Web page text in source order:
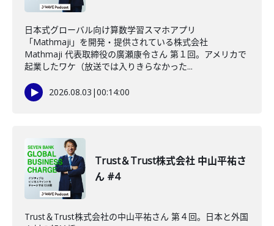
日本式グローバル向け算数学習スマホアプリ
「Mathmaji」を開発・提供されている株式会社
Mathmaji 代表取締役の廣瀬康令さん 第１回。アメリカで
起業したワケ（放送では入りきらなかった...
2026.08.03 |00:14:00
Trust＆Trust株式会社 中山平祐さ
ん #4
Trust＆Trust株式会社の中山平祐さん 第４回。日本と外国